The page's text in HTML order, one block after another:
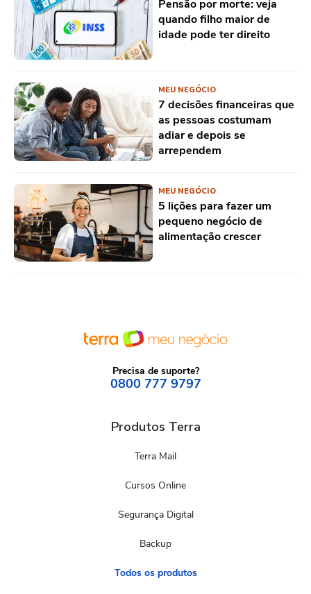
Pensão por morte: veja
quando filho maior de
idade pode ter direito
MEU NEGÓCIO
7 decisões financeiras que
as pessoas costumam
adiar e depois se
arrependem
MEU NEGÓCIO
5 lições para fazer um
pequeno negócio de
alimentação crescer
Precisa de suporte?
0800 777 9797
Produtos Terra
Terra Mail
Cursos Online
Segurança Digital
Backup
Todos os produtos